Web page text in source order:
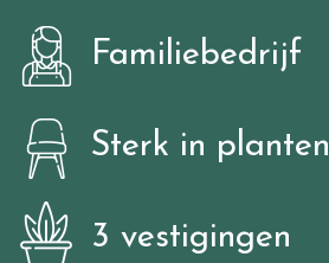
Familiebedrijf
Sterk in planten
3 vestigingen